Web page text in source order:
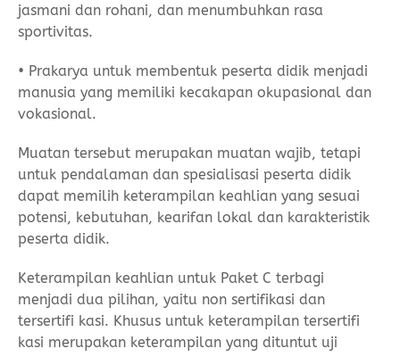
jasmani dan rohani, dan menumbuhkan rasa
sportivitas.
• Prakarya untuk membentuk peserta didik menjadi
manusia yang memiliki kecakapan okupasional dan
vokasional.
Muatan tersebut merupakan muatan wajib, tetapi
untuk pendalaman dan spesialisasi peserta didik
dapat memilih keterampilan keahlian yang sesuai
potensi, kebutuhan, kearifan lokal dan karakteristik
peserta didik.
Keterampilan keahlian untuk Paket C terbagi
menjadi dua pilihan, yaitu non sertifikasi dan
tersertifi kasi. Khusus untuk keterampilan tersertifi
kasi merupakan keterampilan yang dituntut uji